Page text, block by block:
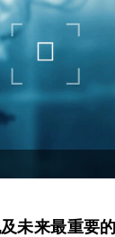
未来最重要